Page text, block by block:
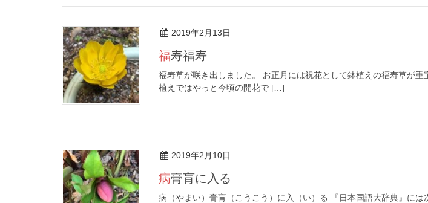
2019年2月13日
福寿福寿
福寿草が咲き出しました。 お正月には祝花として鉢植えの福寿草が重
植えではやっと今頃の開花で […]
2019年2月10日
病膏肓に入る
病（やまい）膏肓（こうこう）に入（い）る 『日本国語大辞典』には